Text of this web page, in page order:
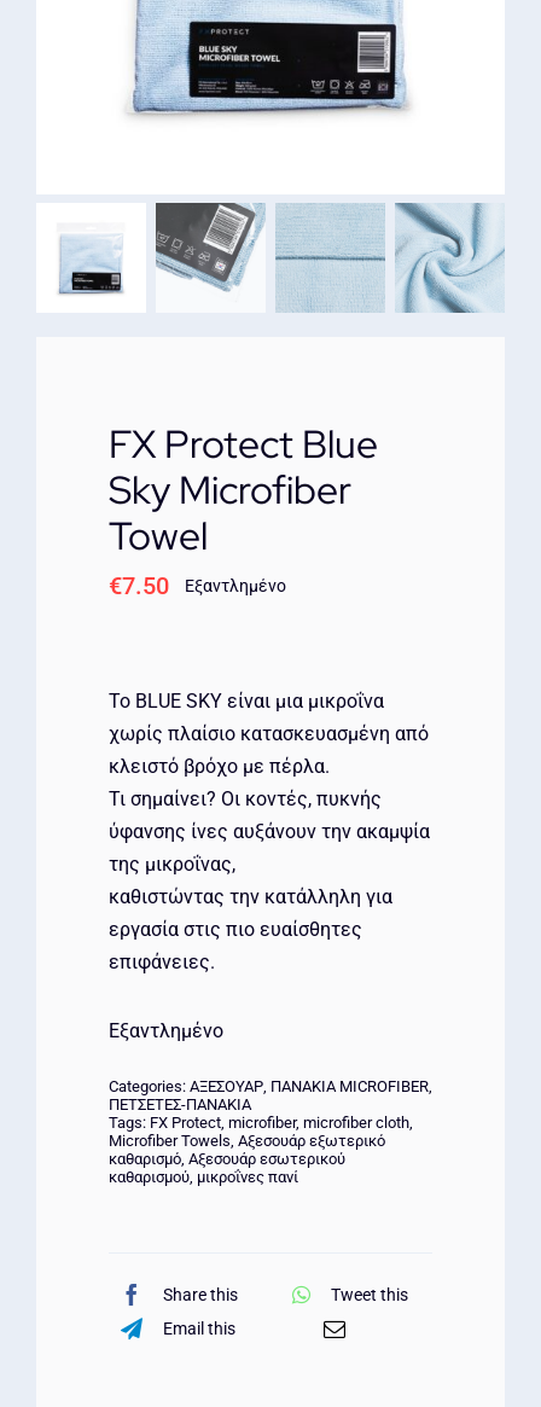
ΕΠΙΚΟΙΝΩΝΙΑ
FX Protect Blue
Sky Microfiber
Towel
€7.50 Εξαντλημένο
Το BLUE SKY είναι μια μικροΐνα
χωρίς πλαίσιο κατασκευασμένη από
κλειστό βρόχο με πέρλα.
Τι σημαίνει? Οι κοντές, πυκνής
ύφανσης ίνες αυξάνουν την ακαμψία
της μικροΐνας,
καθιστώντας την κατάλληλη για
εργασία στις πιο ευαίσθητες
επιφάνειες.
Εξαντλημένο
Categories: ΑΞΕΣΟΥΑΡ, ΠΑΝΑΚΙΑ MICROFIBER,
ΠΕΤΣΕΤΕΣ-ΠΑΝΑΚΙΑ
Tags: FX Protect, microfiber, microfiber cloth,
Microfiber Towels, Αξεσουάρ εξωτερικό
καθαρισμό, Αξεσουάρ εσωτερικού
καθαρισμού, μικροΐνες πανί
Share this
Tweet this
Email this